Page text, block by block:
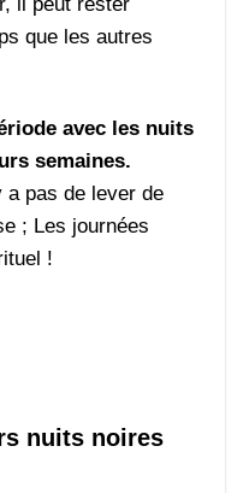
que les autres
avec les nuits
semaines.
a pas de lever de
; Les journées
!
nuits noires